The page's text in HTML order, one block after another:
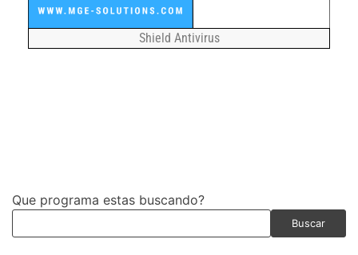
Shield Antivirus
Que programa estas buscando?
Buscar